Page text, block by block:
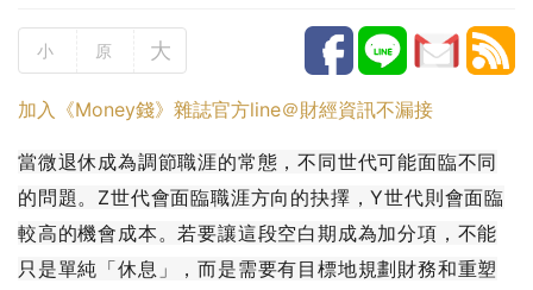
小 原 大
加入《Money錢》雜誌官方line＠財經資訊不漏接
當微退休成為調節職涯的常態，不同世代可能面臨不同
的問題。Z世代會面臨職涯方向的抉擇，Y世代則會面臨
較高的機會成本。若要讓這段空白期成為加分項，不能
只是單純「休息」，而是需要有目標地規劃財務和重塑